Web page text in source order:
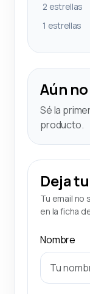
2 estrellas
1 estrellas
Aún
Sé la
producto.
Deja
Tu email no
en la ficha
Nombre